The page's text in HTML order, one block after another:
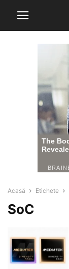
Acasă Etichete
SoC